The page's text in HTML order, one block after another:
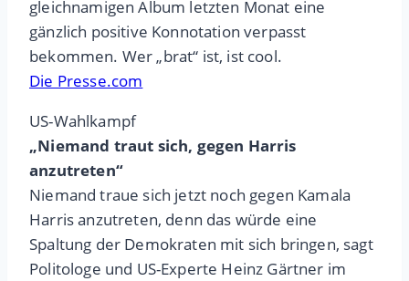
gleichnamigen Album letzten Monat eine
gänzlich positive Konnotation verpasst
bekommen. Wer „brat“ ist, ist cool.
Die Presse.com
US-Wahlkampf
„Niemand traut sich, gegen Harris
anzutreten“
Niemand traue sich jetzt noch gegen Kamala
Harris anzutreten, denn das würde eine
Spaltung der Demokraten mit sich bringen, sagt
Politologe und US-Experte Heinz Gärtner im